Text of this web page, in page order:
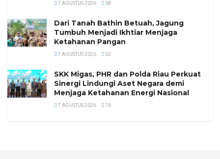
7 AGUSTUS 2026 38
Dari Tanah Bathin Betuah, Jagung
Tumbuh Menjadi Ikhtiar Menjaga
Ketahanan Pangan
7 AGUSTUS 2026 62
SKK Migas, PHR dan Polda Riau Perkuat
Sinergi Lindungi Aset Negara demi
Menjaga Ketahanan Energi Nasional
7 AGUSTUS 2026 76